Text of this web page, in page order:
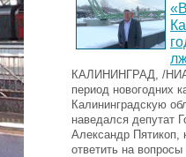
КАЛИНИНГРАД, /
период новогодних
Калининградскую
наведался депутат
Александр Пятикоп,
ответить на